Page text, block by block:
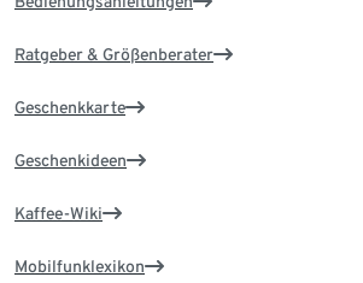
Ratgeber & Größenberater
Geschenkkarte
Geschenkideen
Kaffee-Wiki
Mobilfunklexikon